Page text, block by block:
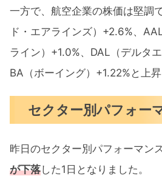
一方で、航空企業の株価は堅調
ド・エアラインズ）+2.6%、
ライン）+1.0%、DAL（デルタ
BA（ボーイング）+1.22%と上昇
セクター別パフォー
昨日のセクター別パフォーマンス
が下落した1日となりました。